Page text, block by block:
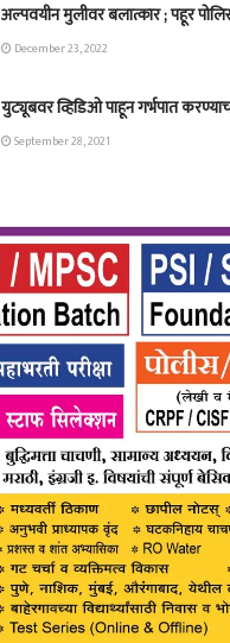
अल्पवयीन मुलीवर बलात्कार ; पहूर
December 23, 2022
युट्यूबवर व्हिडिओ पाहून गर्भपात
September 28, 2021